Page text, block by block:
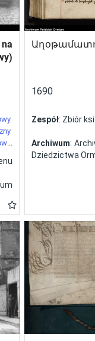
1690
Zespół: Zbiór
Archiwum:
Dziedzictwa